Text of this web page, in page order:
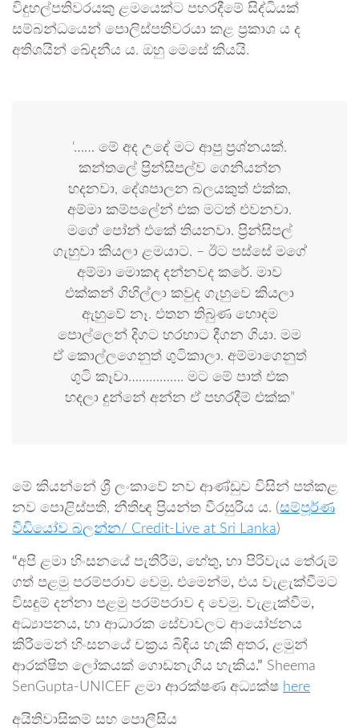
විදුහල්පතිවරයකු ළමයෙක්ට පහරදීමේ සිද්ධියක්
සම්බන්ධයෙන් පොලිස්පතිවරයා කළ ප්‍රකාශ ය ද
අතිශයින් ඛේදනීය ය. ඔහු මෙසේ කියයි.
‘…… මේ අද උදේ මට ආපු ප්‍රශ්නයක්.
කන්තලේ ප්‍රින්සිපල්ව ගෙනියන්න
හදනවා, දේශපාලන බලයකුත් එක්ක,
අම්මා කම්පලේන් එක මටත් එවනවා.
මගේ පෝන් එකේ තියනවා. ප්‍රින්සිපල්
ගැහුවා කියලා ළමයාට. – ඊට පස්සේ මගේ
අම්මා මොකද දන්නවද කරේ. මාව
එක්කන් ගිහිල්ලා කවුද ගැහුවෙ කියලා
ඇහුවේ නෑ. එතන තිබුණ හොදම
පොල්ලෙන් දිගට හරහාට දීගන ගියා. මම
ඒ කොල්ලගෙනුත් ගුටිකාලා. අම්මාගෙනුත්
ගුටි කෑවා……………. මට මේ පාත් එක
හදලා දුන්නේ අන්න ඒ පහරදීම් එක්ක”
මේ කියන්නේ ශ්‍රී ලංකාවේ නව ආණ්ඩුව විසින් පත්කළ
නව පොළිස්පති, නීතිඥ ප්‍රියන්ත වීරසුරිය ය. (සම්පූර්ණ
වීඩියෝව බලන්න/ Credit-Live at Sri Lanka)
“අපි ළමා හිංසනයේ පැතිරීම, හේතු, හා පිරිවැය තේරුම්
ගත් පළමු පරම්පරාව වෙමු. එමෙන්ම, එය වැළැක්වීමට
විසඳුම් දන්නා පළමු පරම්පරාව ද වෙමු. වැළැක්වීම,
අධ්‍යාපනය, හා ආධාරක සේවාවලට ආයෝජනය
කිරීමෙන් හිංසනයේ චක්‍රය බිඳිය හැකි අතර, ළමුන්
ආරක්ෂිත ලෝකයක් ගොඩනැගිය හැකිය.” Sheema
SenGupta-UNICEF ළමා ආරක්ෂණ අධ්‍යක්ෂ here
අයිතිවාසිකම් සහ පොලීසිය